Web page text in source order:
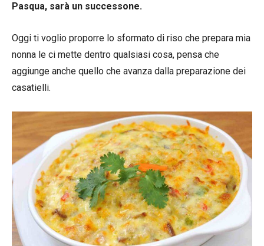
Pasqua, sarà un successone.
Oggi ti voglio proporre lo sformato di riso che prepara mia
nonna le ci mette dentro qualsiasi cosa, pensa che
aggiunge anche quello che avanza dalla preparazione dei
casatielli.